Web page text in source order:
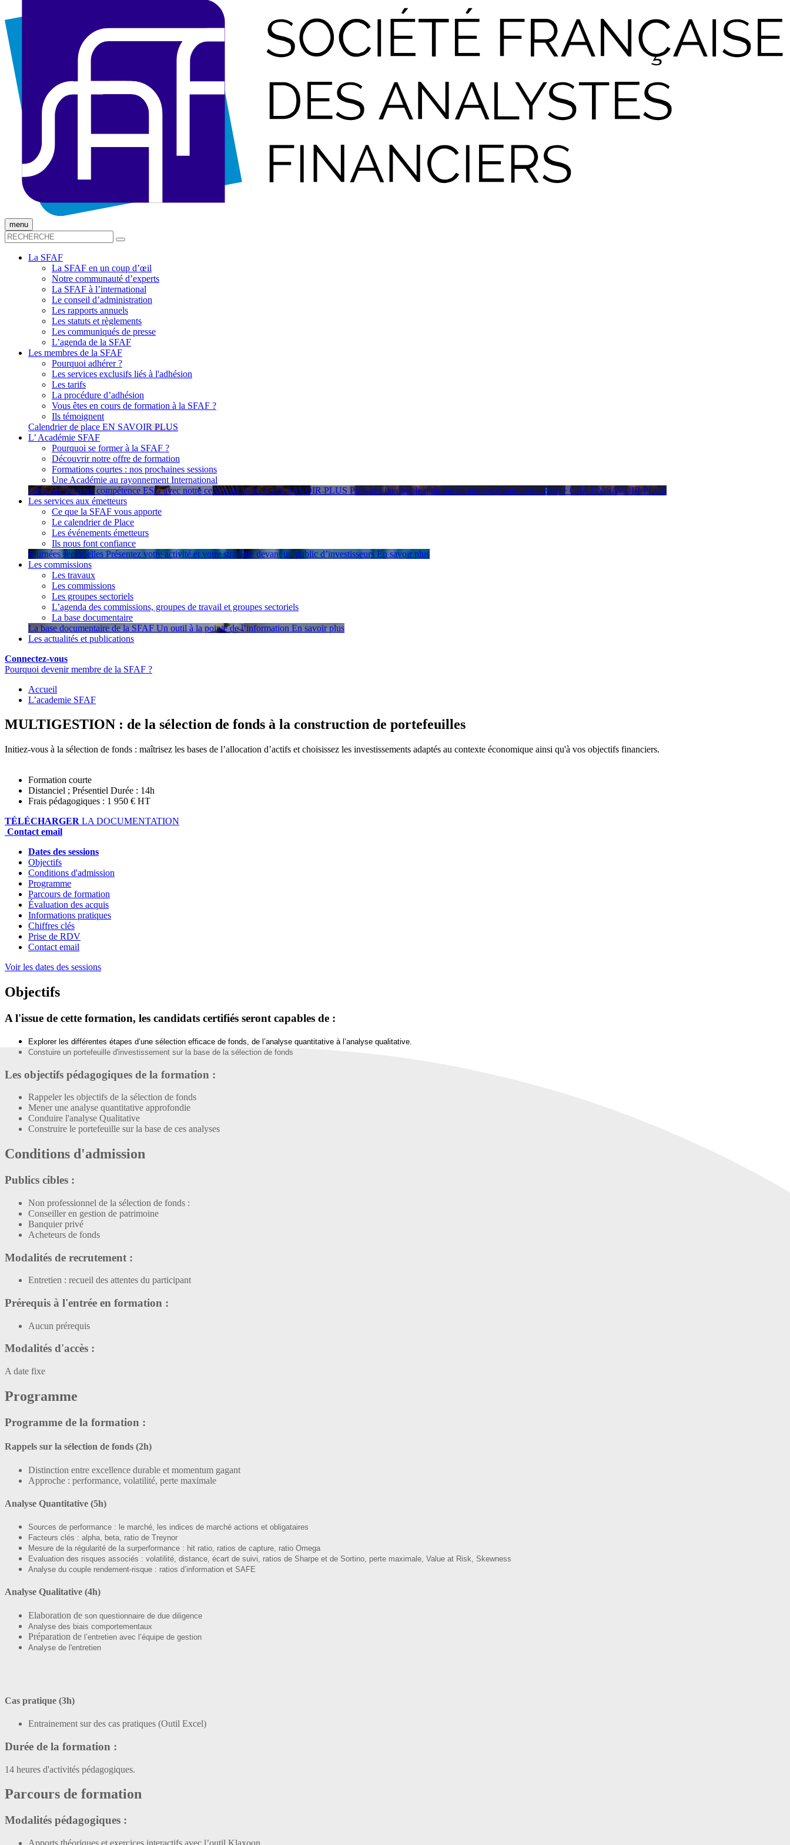
menu
La SFAF
La SFAF en un coup d’œil
Notre communauté d’experts
La SFAF à l’international
Le conseil d’administration
Les rapports annuels
Les statuts et règlements
Les communiqués de presse
L’agenda de la SFAF
Les membres de la SFAF
Pourquoi adhérer ?
Les services exclusifs liés à l'adhésion
Les tarifs
La procédure d’adhésion
Vous êtes en cours de formation à la SFAF ?
Ils témoignent
Calendrier de place EN SAVOIR PLUS
L’ Académie SFAF
Pourquoi se former à la SFAF ?
Découvrir notre offre de formation
Formations courtes : nos prochaines sessions
Une Académie au rayonnement International
Développez votre compétence ESG avec notre certificat CESGA EN SAVOIR PLUS Préparez un double diplôme en analyse financière CEFA + CIIA EN SAVOIR PLUS
Les services aux émetteurs
Ce que la SFAF vous apporte
Le calendrier de Place
Les événements émetteurs
Ils nous font confiance
Journées sectorielles Présentez votre activité et votre stratégie devant un public d’investisseurs En savoir plus
Les commissions
Les travaux
Les commissions
Les groupes sectoriels
L’agenda des commissions, groupes de travail et groupes sectoriels
La base documentaire
La base documentaire de la SFAF Un outil à la pointe de l’information En savoir plus
Les actualités et publications
Connectez-vous
Pourquoi devenir membre de la SFAF ?
Accueil
L’academie SFAF
MULTIGESTION : de la sélection de fonds à la construction de portefeuilles
Initiez-vous à la sélection de fonds : maîtrisez les bases de l’allocation d’actifs et choisissez les investissements adaptés au contexte économique ainsi qu'à vos objectifs financiers.
Formation courte
Distanciel ; Présentiel Durée : 14h
Frais pédagogiques : 1 950 € HT
TÉLÉCHARGER LA DOCUMENTATION
Contact email
Dates des sessions
Objectifs
Conditions d'admission
Programme
Parcours de formation
Évaluation des acquis
Informations pratiques
Chiffres clés
Prise de RDV
Contact email
Voir les dates des sessions
Objectifs
A l'issue de cette formation, les candidats certifiés seront capables de :
Explorer les différentes étapes d’une sélection efficace de fonds, de l’analyse quantitative à l’analyse qualitative.
Constuire un portefeuille d'investissement sur la base de la sélection de fonds
Les objectifs pédagogiques de la formation :
Rappeler les objectifs de la sélection de fonds
Mener une analyse quantitative approfondie
Conduire l'analyse Qualitative
Construire le portefeuille sur la base de ces analyses
Conditions d'admission
Publics cibles :
Non professionnel de la sélection de fonds :
Conseiller en gestion de patrimoine
Banquier privé
Acheteurs de fonds
Modalités de recrutement :
Entretien : recueil des attentes du participant
Prérequis à l'entrée en formation :
Aucun prérequis
Modalités d'accès :
A date fixe
Programme
Programme de la formation :
Rappels sur la sélection de fonds (2h)
Distinction entre excellence durable et momentum gagant
Approche : performance, volatilité, perte maximale
Analyse Quantitative (5h)
Sources de performance : le marché, les indices de marché actions et obligataires
Facteurs clés : alpha, beta, ratio de Treynor
Mesure de la régularité de la surperformance : hit ratio, ratios de capture, ratio Omega
Evaluation des risques associés : volatilité, distance, écart de suivi, ratios de Sharpe et de Sortino, perte maximale, Value at Risk, Skewness
Analyse du couple rendement-risque : ratios d’information et SAFE
Analyse Qualitative (4h)
Elaboration de son questionnaire de due diligence
Analyse des biais comportementaux
Préparation de l’entretien avec l’équipe de gestion
Analyse de l'entretien
Cas pratique (3h)
Entrainement sur des cas pratiques (Outil Excel)
Durée de la formation :
14 heures d'activités pédagogiques.
Parcours de formation
Modalités pédagogiques :
Apports théoriques et exercices interactifs avec l’outil Klaxoon.